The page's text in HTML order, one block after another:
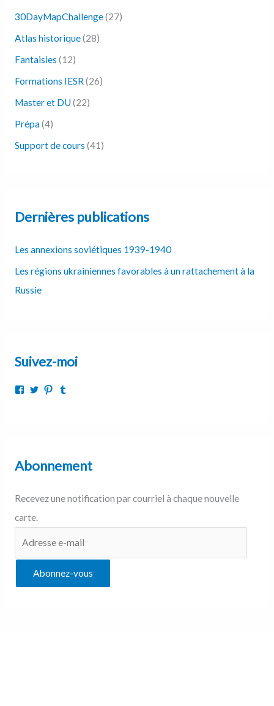
30DayMapChallenge(27)
Atlas historique(28)
Fantaisies (12)
Formations IESR(26)
Master et DU(22)
Prépa(4)
Support de cours (41)
Dernières publications
Les annexions soviétiques 1939-1940
Les régions ukrainiennes favorables à un rattachement à la
Russie
Suivez-moi
Abonnement
Recevez une notification par courriel à chaque nouvelle
carte.
Abonnez-vous